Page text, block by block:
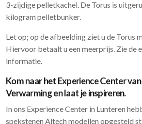
3-zijdige pelletkachel. De Torus is
kilogram pelletbunker.
Let op; op de afbeelding ziet u de Torus
Hiervoor betaalt u een meerprijs. Zie de
informatie.
Kom naar het Experience Center
Verwarming en laat je inspireren.
In ons Experience Center in Lunteren
spekstenen Altech modellen opgesteld